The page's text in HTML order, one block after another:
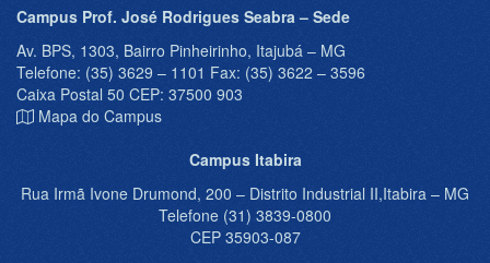
Campus Prof. José Rodrigues Seabra – Sede
Av. BPS, 1303, Bairro Pinheirinho, Itajubá – MG
Telefone: (35) 3629 – 1101 Fax: (35) 3622 – 3596
Caixa Postal 50 CEP: 37500 903
Mapa do Campus
Campus Itabira
Rua Irmã Ivone Drumond, 200 – Distrito Industrial II,Itabira – MG
Telefone (31) 3839-0800
CEP 35903-087